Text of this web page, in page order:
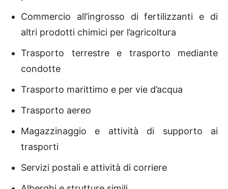
Commercio all’ingrosso di fertilizzanti e di
altri prodotti chimici per l’agricoltura
Trasporto terrestre e trasporto mediante
condotte
Trasporto marittimo e per vie d’acqua
Trasporto aereo
Magazzinaggio e attività di supporto ai
trasporti
Servizi postali e attività di corriere